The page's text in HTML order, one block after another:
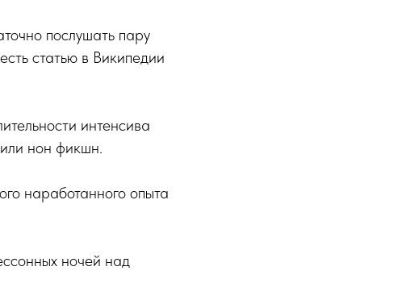
послушать пару
статью в Википедии
интенсива
нон фикшн.
наработанного опыта
ночей над